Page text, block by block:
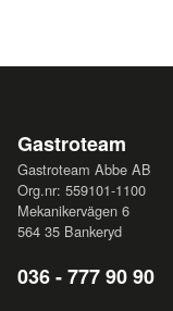
Gastroteam
Gastroteam Abbe AB
Org.nr: 559101-1100
Mekanikervägen 6
564 35 Bankeryd
036 - 777 90 90